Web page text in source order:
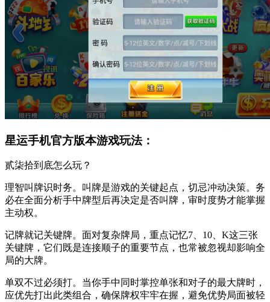
星运手机官方版本游戏玩法：
贰柒拾到底怎么玩？
理智叫牌识时务。叫牌是游戏的关键起点，切忌冲动决策。务
必在全面分析手中牌型后再决定是否叫牌，审时度势才能掌握
主动权。
记牌就记关键牌。面对复杂牌局，重点记忆7、10、K这三张
关键牌，它们既是连接顺子的重要节点，也常被忽视却影响全
局的大牌。
单双不过必须打。当你手中同时掌控单张和对子的最大牌时，
应优先打出此类组合，确保牌权牢牢在握，避免优势局面被轻